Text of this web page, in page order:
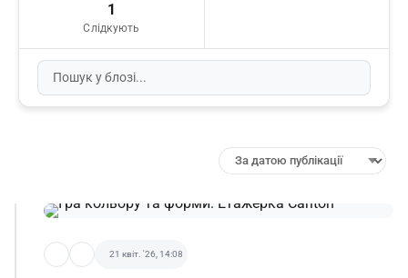
1
Слідкують
21 квіт. '26, 14:08